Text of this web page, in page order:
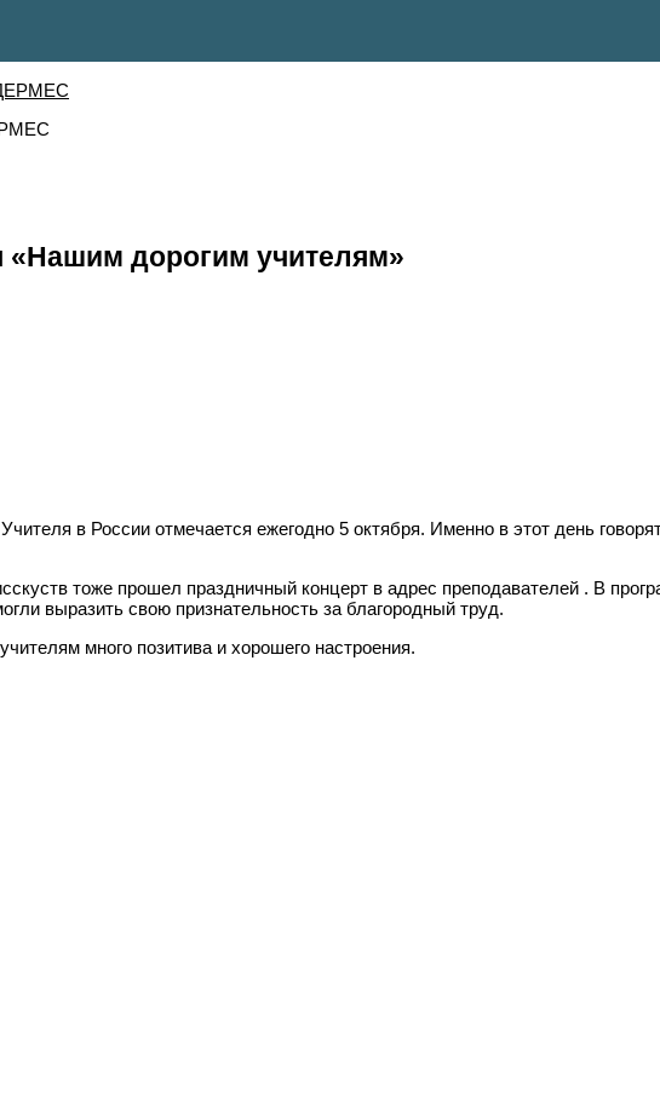
«Нашим дорогим учителям»
в России отмечается ежегодно 5 октября. Именно в этот день
тоже прошел праздничный концерт в адрес преподавателей . В
выразить свою признательность за благородный труд.
много позитива и хорошего настроения.